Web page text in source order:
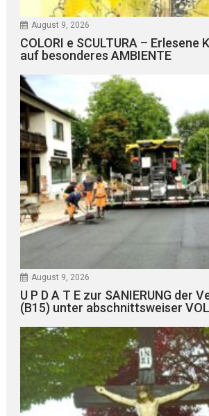
August 9, 2026
COLORI e SCULTURA – Erlesene
auf besonderes AMBIENTE
August 9, 2026
U P D A T E zur SANIERUNG der
(B15) unter abschnittsweiser